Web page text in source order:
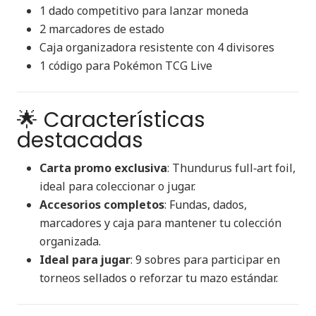
1 dado competitivo para lanzar moneda
2 marcadores de estado
Caja organizadora resistente con 4 divisores
1 código para Pokémon TCG Live
🌟 Características
destacadas
Carta promo exclusiva: Thundurus full‑art foil,
ideal para coleccionar o jugar.
Accesorios completos: Fundas, dados,
marcadores y caja para mantener tu colección
organizada.
Ideal para jugar: 9 sobres para participar en
torneos sellados o reforzar tu mazo estándar.